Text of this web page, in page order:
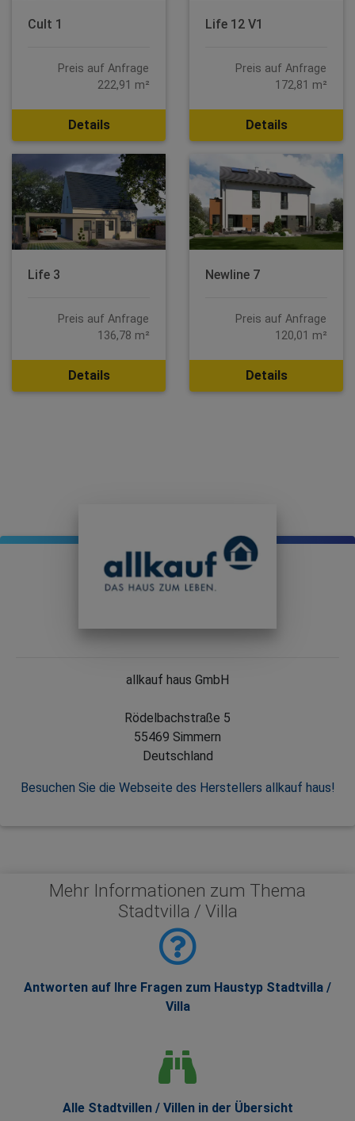
Cult 1
Preis auf Anfrage
222,91 m²
Details
Life 12 V1
Preis auf Anfrage
172,81 m²
Details
Life 3
Preis auf Anfrage
136,78 m²
Details
Newline 7
Preis auf Anfrage
120,01 m²
Details
allkauf haus GmbH
Rödelbachstraße 5
55469 Simmern
Deutschland
Besuchen Sie die Webseite des Herstellers allkauf haus!
Mehr Informationen zum Thema
Stadtvilla / Villa
Antworten auf Ihre Fragen zum Haustyp Stadtvilla /
Villa
Alle Stadtvillen / Villen in der Übersicht